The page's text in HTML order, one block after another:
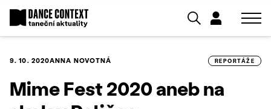
9. 10. 2020ANNA NOVOTNÁ REPORTÁŽE
Mime Fest 2020 aneb na